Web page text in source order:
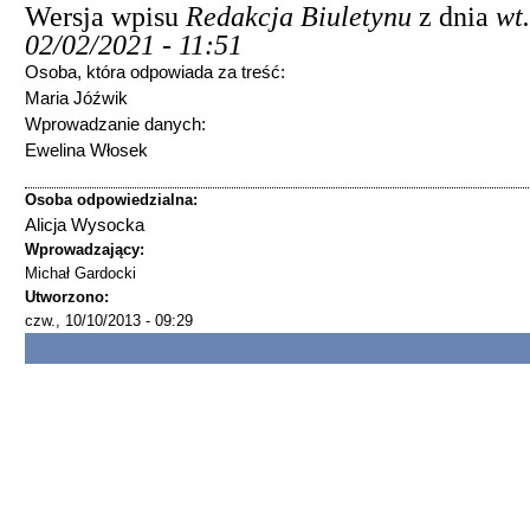
Wersja wpisu Redakcja Biuletynu z dnia
02/02/2021 - 11:51
Osoba, która odpowiada za treść:
Maria Jóźwik
Wprowadzanie danych:
Ewelina Włosek
Osoba odpowiedzialna:
Alicja Wysocka
Wprowadzający:
Michał Gardocki
Utworzono:
czw., 10/10/2013 - 09:29